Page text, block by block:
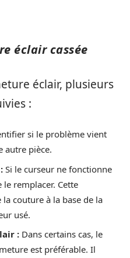
éclair cassée
éclair, plusieurs
:
si le problème vient
autre pièce.
Si le curseur ne fonctionne
remplacer. Cette
couture à la base de la
usé.
: Dans certains cas, le
est préférable. Il